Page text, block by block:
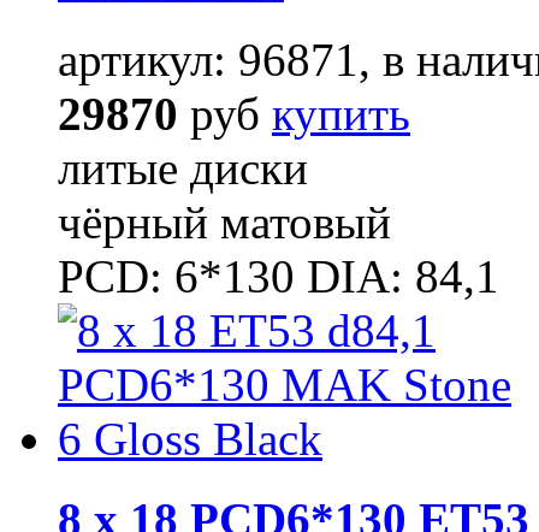
артикул: 96871, в
29870 руб купить
литые диски
чёрный матовый
PCD: 6*130 DIA: 84,1
8 x 18 PCD6*130